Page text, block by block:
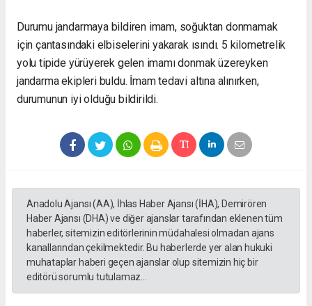
Durumu jandarmaya bildiren imam, soğuktan donmamak
için çantasındaki elbiselerini yakarak ısındı. 5 kilometrelik
yolu tipide yürüyerek gelen imamı donmak üzereyken
jandarma ekipleri buldu. İmam tedavi altına alınırken,
durumunun iyi olduğu bildirildi.
Anadolu Ajansı (AA), İhlas Haber Ajansı (İHA), Demirören
Haber Ajansı (DHA) ve diğer ajanslar tarafından eklenen tüm
haberler, sitemizin editörlerinin müdahalesi olmadan ajans
kanallarından çekilmektedir. Bu haberlerde yer alan hukuki
muhataplar haberi geçen ajanslar olup sitemizin hiç bir
editörü sorumlu tutulamaz...